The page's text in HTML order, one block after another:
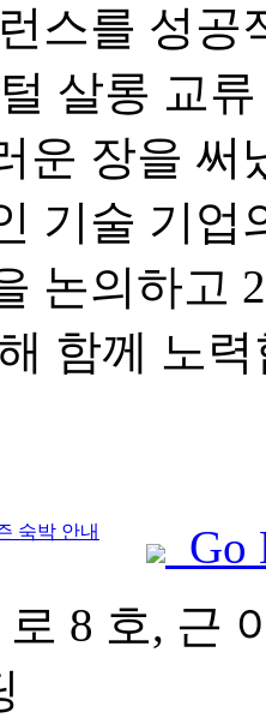
스를 성공
살롱 교
운 장을 써
기술 기업
논의하고
함께 노
숙박 안내
Go
8 호, 근